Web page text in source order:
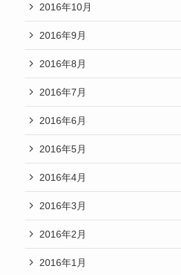
2016年10月
2016年9月
2016年8月
2016年7月
2016年6月
2016年5月
2016年4月
2016年3月
2016年2月
2016年1月